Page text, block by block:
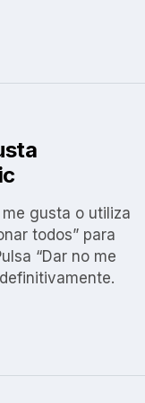
gusta o utiliza
todos” para
“Dar no me